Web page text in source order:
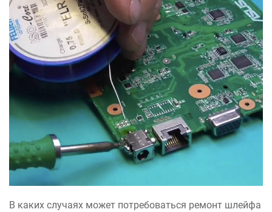
В каких случаях может потребоваться ремонт шлейфа